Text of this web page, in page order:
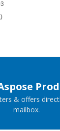
& offers
mailbox.